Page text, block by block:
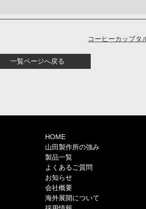
コーヒーカップタ
一覧ページへ戻る
HOME
山田製作所の強み
製品一覧
よくあるご質問
お知らせ
会社概要
海外展開について